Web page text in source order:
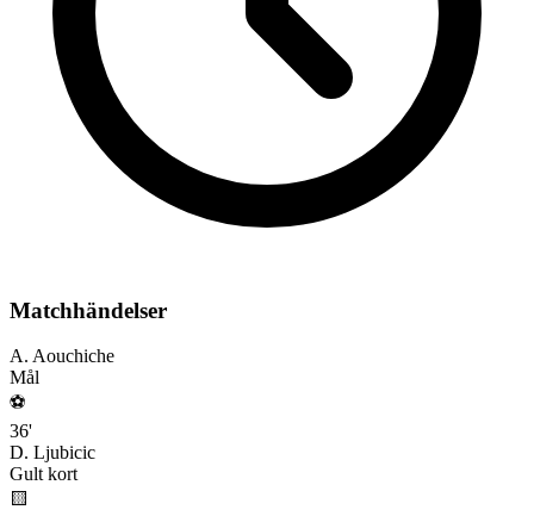
Matchhändelser
A. Aouchiche
Mål
⚽
36'
D. Ljubicic
Gult kort
🟨